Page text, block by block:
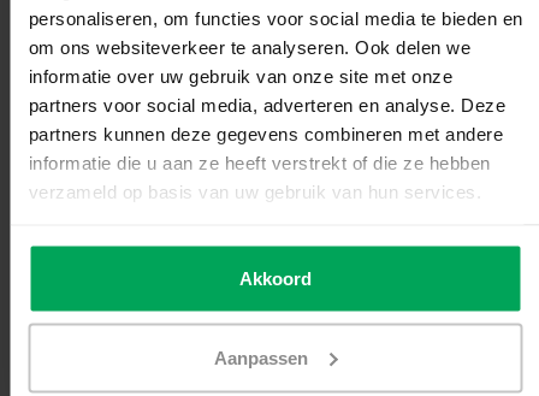
personaliseren, om functies voor social media te bieden en
om ons websiteverkeer te analyseren. Ook delen we
informatie over uw gebruik van onze site met onze
partners voor social media, adverteren en analyse. Deze
partners kunnen deze gegevens combineren met andere
informatie die u aan ze heeft verstrekt of die ze hebben
verzameld op basis van uw gebruik van hun services.
Akkoord
Aanpassen
Explosiewerende
raamfolie
Qimpac garantiebepaling
te downloaden.
Verwerkings-/montageadvies
Alle producten moeten worden gemonteerd volgens de
officiële SCALASOL® raamfolie plakinstructie .
Worden onze handleidingen en instructies niet gevolgd, dan
Schade door derden of stormschade aan SCALASOL®
Als uw product schade heeft opgelopen door een derden of
een storm, neem dan contact op met uw verzekering.